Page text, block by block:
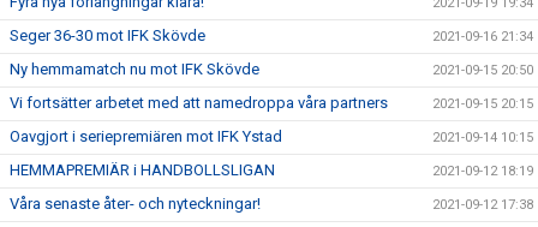
Seger 36-30 mot IFK Skövde 2021-09-16 21:34
Ny hemmamatch nu mot IFK Skövde 2021-09-15 20:50
Vi fortsätter arbetet med att namedroppa våra partners 2021-09-15 20:15
Oavgjort i seriepremiären mot IFK Ystad 2021-09-14 10:15
HEMMAPREMIÄR i HANDBOLLSLIGAN 2021-09-12 18:19
Våra senaste åter- och nyteckningar! 2021-09-12 17:38